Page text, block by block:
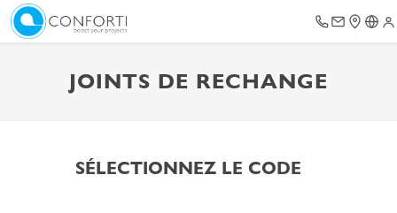
JOINTS DE RECHANGE
SÉLECTIONNEZ LE CODE